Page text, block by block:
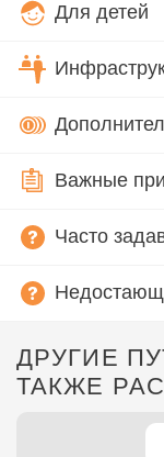
Для детей
Важные
Часто
ДРУГИЕ
ТАКЖЕ